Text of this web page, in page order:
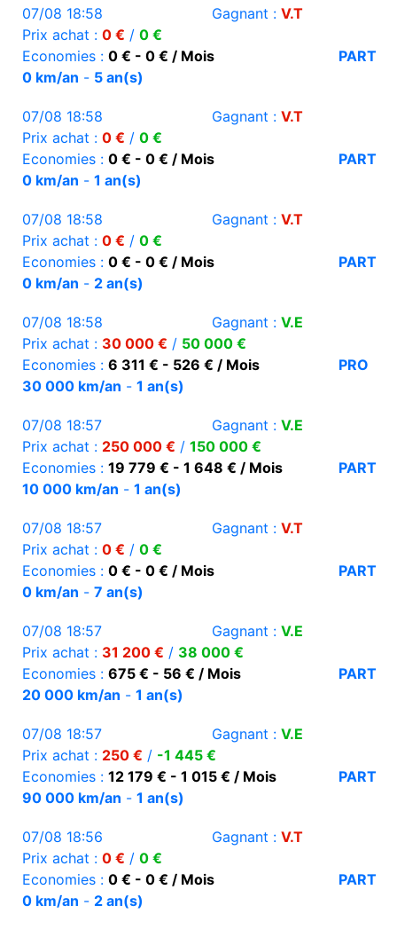
07/08 18:58 Gagnant : V.T
Prix achat : 0 € / 0 €
Economies : 0 € - 0 € / Mois
PART
0 km/an - 5 an(s)
07/08 18:58 Gagnant : V.T
Prix achat : 0 € / 0 €
Economies : 0 € - 0 € / Mois
PART
0 km/an - 1 an(s)
07/08 18:58 Gagnant : V.T
Prix achat : 0 € / 0 €
Economies : 0 € - 0 € / Mois
PART
0 km/an - 2 an(s)
07/08 18:58 Gagnant : V.E
Prix achat : 30 000 € / 50 000 €
Economies : 6 311 € - 526 € / Mois
PRO
30 000 km/an - 1 an(s)
07/08 18:57 Gagnant : V.E
Prix achat : 250 000 € / 150 000 €
Economies : 19 779 € - 1 648 € / Mois
PART
10 000 km/an - 1 an(s)
07/08 18:57 Gagnant : V.T
Prix achat : 0 € / 0 €
Economies : 0 € - 0 € / Mois
PART
0 km/an - 7 an(s)
07/08 18:57 Gagnant : V.E
Prix achat : 31 200 € / 38 000 €
Economies : 675 € - 56 € / Mois
PART
20 000 km/an - 1 an(s)
07/08 18:57 Gagnant : V.E
Prix achat : 250 € / -1 445 €
Economies : 12 179 € - 1 015 € / Mois
PART
90 000 km/an - 1 an(s)
07/08 18:56 Gagnant : V.T
Prix achat : 0 € / 0 €
Economies : 0 € - 0 € / Mois
PART
0 km/an - 2 an(s)